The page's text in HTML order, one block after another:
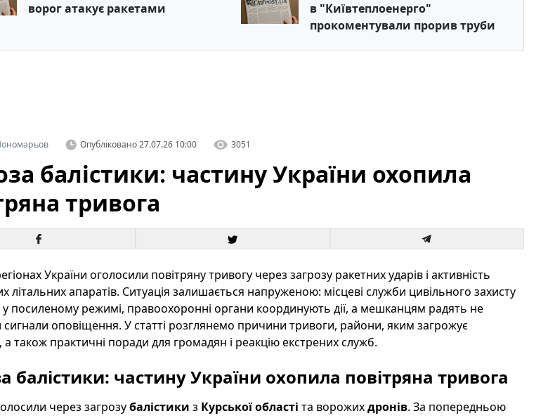
ворог атакує ракетами
в "Київтеплоенерго"
прокоментували прорив труби
Опубліковано27.07.26 10:00 3051
балістики: частину України охопила
тривога
України оголосили повітряну тривогу через загрозу ракетних ударів і активність
літальних апаратів. Ситуація залишається напруженою: місцеві служби цивільного захисту
посиленому режимі, правоохоронні органи координують дії, а мешканцям радять не
сигнали оповіщення. У статті розглянемо причини тривоги, райони, яким загрожує
а також практичні поради для громадян і реакцію екстрених служб.
балістики: частину України охопила повітряна тривога
через загрозубалістики з Курської області та ворожихдронів. За попередньою